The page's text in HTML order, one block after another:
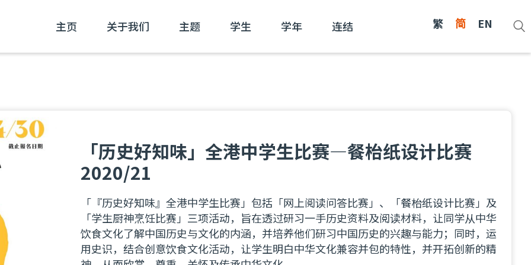
主页 关于我们 主题 学生 学年 连结 繁 简 EN
「历史好知味」全港中学生比赛—餐枱纸设计比赛
2020/21
「『历史好知味』全港中学生比赛」包括「网上阅读问答比赛」、「餐枱纸设计比赛」及
「学生厨神烹饪比赛」三项活动，旨在透过研习一手历史资料及阅读材料，让同学从中华
饮食文化了解中国历史与文化的内涵，并培养他们研习中国历史的兴趣与能力；同时，运
用史识，结合创意饮食文化活动，让学生明白中华文化兼容并包的特性，并开拓创新的精